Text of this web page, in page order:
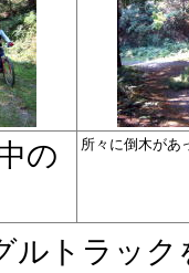
の
所々に倒木があ
ルトラッ